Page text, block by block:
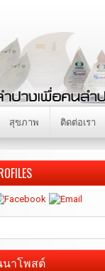
สุขภาพ ติดต่อเรา
นาโพสต์